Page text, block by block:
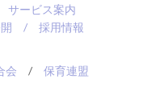
ービス案内
/ 採用情報
会 / 保育連盟